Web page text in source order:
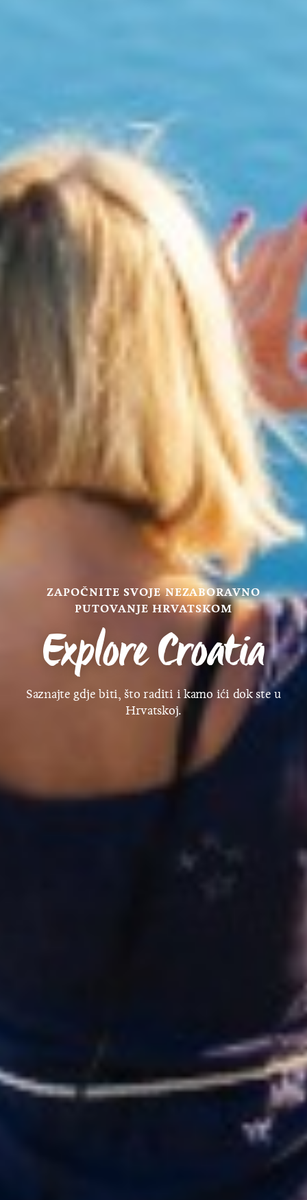
ZAPOČNITE SVOJE NEZABORAVNO
PUTOVANJE HRVATSKOM
Explore Croatia
Saznajte gdje biti, što raditi i kamo ići dok ste u
Hrvatskoj.